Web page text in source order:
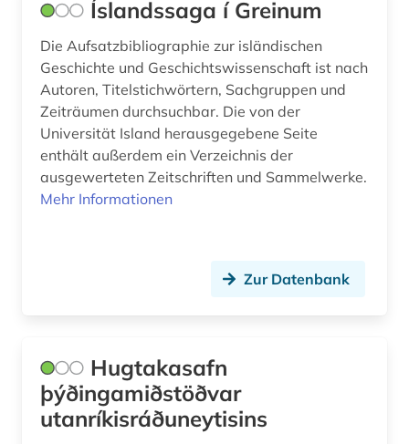
Íslandssaga í Greinum
Die Aufsatzbibliographie zur isländischen
Geschichte und Geschichtswissenschaft ist nach
Autoren, Titelstichwörtern, Sachgruppen und
Zeiträumen durchsuchbar. Die von der
Universität Island herausgegebene Seite
enthält außerdem ein Verzeichnis der
ausgewerteten Zeitschriften und Sammelwerke.
Mehr Informationen
Zur Datenbank
Hugtakasafn
þýðingamiðstöðvar
utanríkisráðuneytisins